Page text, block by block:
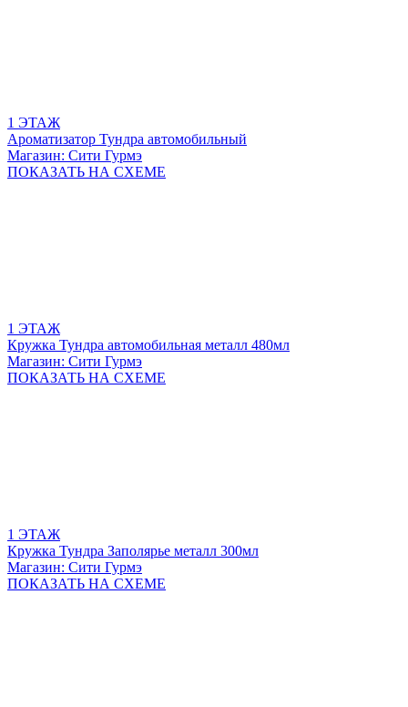
1 ЭТАЖ
Ароматизатор Тундра автомобильный
Магазин: Сити Гурмэ
ПОКАЗАТЬ НА СХЕМЕ
1 ЭТАЖ
Кружка Тундра автомобильная металл 480мл
Магазин: Сити Гурмэ
ПОКАЗАТЬ НА СХЕМЕ
1 ЭТАЖ
Кружка Тундра Заполярье металл 300мл
Магазин: Сити Гурмэ
ПОКАЗАТЬ НА СХЕМЕ